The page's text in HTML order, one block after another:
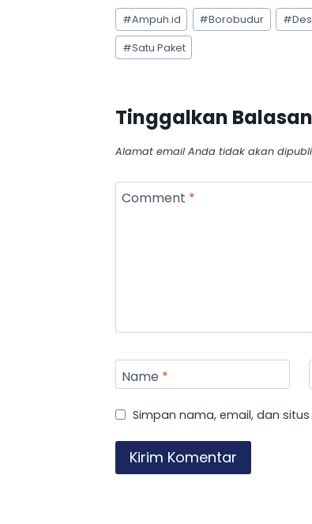
Post
Tags:
#Ampuh.id #Borobudur #
#Satu Paket
Tinggalkan Balasan
Alamat email Anda tidak akan
Comment *
Name *
Simpan nama, email, dan